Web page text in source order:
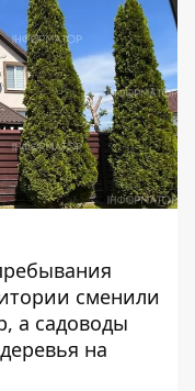
сменили
а садоводы
на